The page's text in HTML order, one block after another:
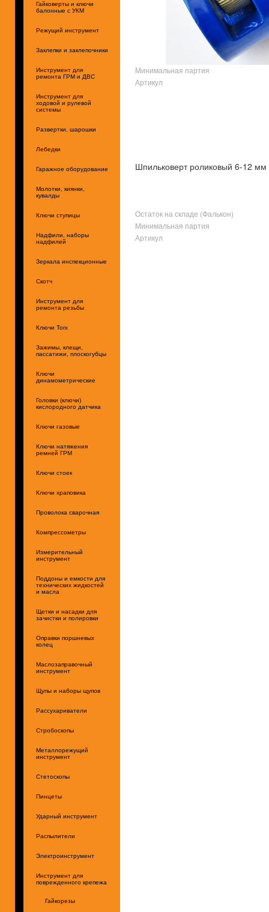
Гайковерты и ключи
балонные с УКМ
Режущий инструмент
Заклепки и заклепочники
Инструмент для
ремонта ГРМ и ДВС
Инструмент для
ходовой и рулевой
системы
Развертки, шарошки
Лебедки
Гаражное оборудование
Молотки, киянки,
кувалды
Ключи ступицы
Надфили, наборы
надфилей
Зеркала инспекционные
Скотч
Инструмент для
ремонта резьбы
Ключи Torx
Зажимы, клещи,
пассатижи, плоскогубцы
Ключи
динамометрические
Головки (ключи)
кислородного датчика
Ключи газовые
Ключи натяжения
ремней ГРМ
Ключи стоек
Ключи храповика
Проволока сварочная
Компрессометры
Измерительный
инструмент
Поддоны и емкости для
технических жидкостей
и масла
Щетки и насадки для
зачистки и полировки
Оправки поршневых
колец
Маслозаправочный
инструмент
Щупы и наборы щупов
Рассухариватели
Стробоскопы
Металлорежущий
инструмент
Стетоскопы
Пинцеты
Ударный инструмент
Распылители
Электроинструмент
Инструмент для
поврежденного крепежа
Гайкорезы
Минимальная партия
Артикул
Шпильковерт роликовый 6-12
Остаток на складе (Фалькон)
Минимальная партия
Артикул